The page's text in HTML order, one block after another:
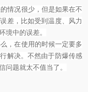
情况很少，但是如果在不
差，比如受到温度、风力
境中的误差。
，在使用的时候一定要多
解决。不然由于防爆传感
问题就太不值当了。